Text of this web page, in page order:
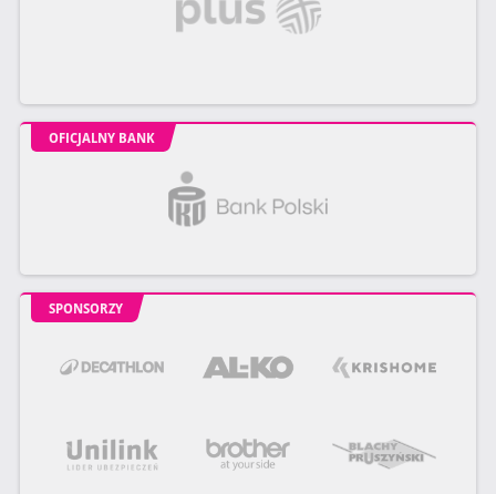
OFICJALNY BANK
SPONSORZY